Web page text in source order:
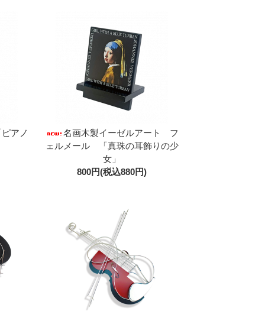
アノ
名画木製イーゼルアート フ
ェルメール 「真珠の耳飾りの少
女」
800円(税込880円)